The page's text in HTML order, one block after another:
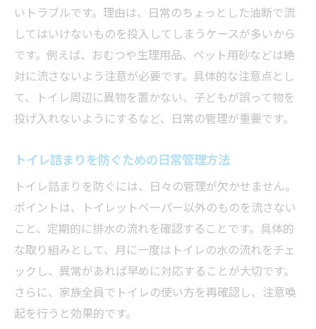
いトラブルです。理由は、日常のちょっとした油断で流
してはいけないものを投入してしまうケースが多いから
です。例えば、おむつや生理用品、ペット用砂などは絶
対に流さないよう注意が必要です。具体的な注意点とし
て、トイレ周辺に異物を置かない、子どもが誤って物を
投げ入れないようにするなど、日常の管理が重要です。
トイレ詰まりを防ぐための日常管理方法
トイレ詰まりを防ぐには、日々の管理が欠かせません。
ポイントは、トイレットペーパー以外のものを流さない
こと、定期的に排水の流れを確認することです。具体的
な取り組みとして、月に一度はトイレの水の流れをチェ
ックし、異常があれば早めに対応することが大切です。
さらに、家族全員でトイレの使い方を再確認し、注意喚
起を行うと効果的です。